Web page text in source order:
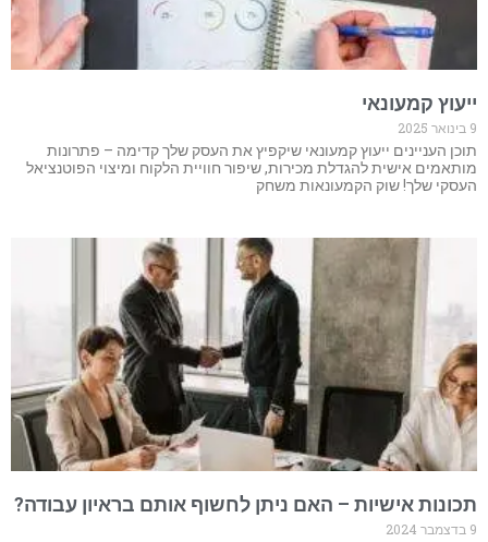
ייעוץ קמעונאי
9 בינואר 2025
תוכן העניינים ייעוץ קמעונאי שיקפיץ את העסק שלך קדימה – פתרונות
מותאמים אישית להגדלת מכירות, שיפור חוויית הלקוח ומיצוי הפוטנציאל
העסקי שלך! שוק הקמעונאות משחק
תכונות אישיות – האם ניתן לחשוף אותם בראיון עבודה?
9 בדצמבר 2024